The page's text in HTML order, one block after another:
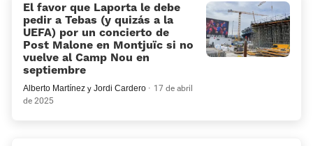
El favor que Laporta le debe
pedir a Tebas (y quizás a la
UEFA) por un concierto de
Post Malone en Montjuïc si no
vuelve al Camp Nou en
septiembre
Alberto Martínez y Jordi Cardero
17 de abril
de 2025